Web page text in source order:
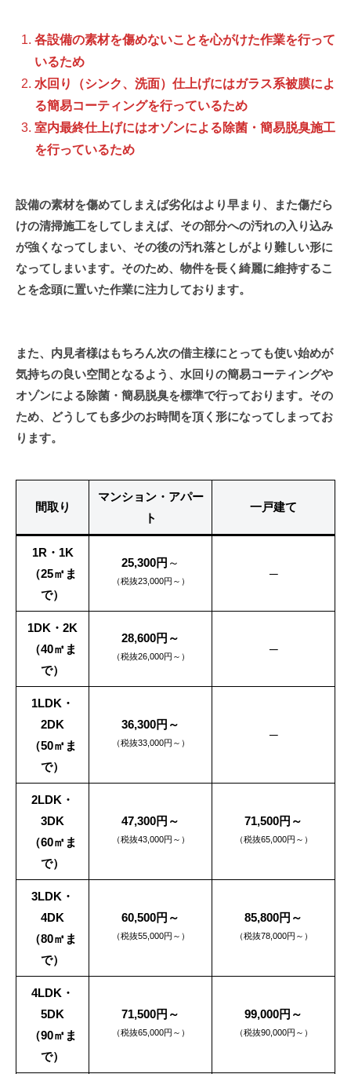
室
2026
11
日
by
む
ら
掃
技
研
各設備の素材を傷めないことを心がけた作業を行って
いるため
水回り（シンク、洗面）仕上げにはガラス系被膜によ
る簡易コーティングを行っているため
室内最終仕上げにはオゾンによる除菌・簡易脱臭施工
を行っているため
設備の素材を傷めてしまえば劣化はより早まり、また傷だら
けの清掃施工をしてしまえば、その部分への汚れの入り込み
が強くなってしまい、その後の汚れ落としがより難しい形に
なってしまいます。そのため、物件を長く綺麗に維持するこ
とを念頭に置いた作業に注力しております。
また、内見者様はもちろん次の借主様にとっても使い始めが
気持ちの良い空間となるよう、水回りの簡易コーティングや
オゾンによる除菌・簡易脱臭を標準で行っております。その
ため、どうしても多少のお時間を頂く形になってしまってお
ります。
間取り
マンション・アパー
ト
一戸建て
1R・1K
（25㎡ま
で）
25,300円 ～
（税抜23,000円～）
─
1DK・2K
（40㎡ま
で）
28,600円～
（税抜26,000円～）
─
1LDK・
2DK
（50㎡ま
で）
36,300円～
（税抜33,000円～）
─
2LDK・
3DK
（60㎡ま
で）
47,300円～
（税抜43,000円～）
71,500円～
（税抜65,000円～）
3LDK・
4DK
（80㎡ま
で）
60,500円～
（税抜55,000円～）
85,800円～
（税抜78,000円～）
4LDK・
5DK
（90㎡ま
で）
71,500円～
（税抜65,000円～）
99,000円～
（税抜90,000円～）